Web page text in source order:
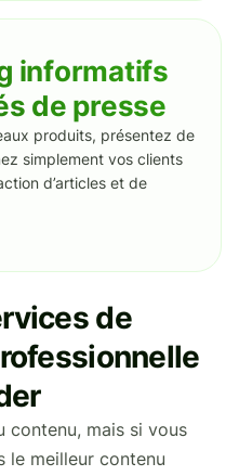
informatifs
de presse
produits, présentez de
simplement vos clients
d’articles et de
de
contenu, mais si vous
le meilleur contenu